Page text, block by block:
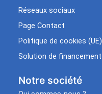
Réseaux sociaux
Page Contact
Politique de cookies (UE)
Solution de financement
Notre société